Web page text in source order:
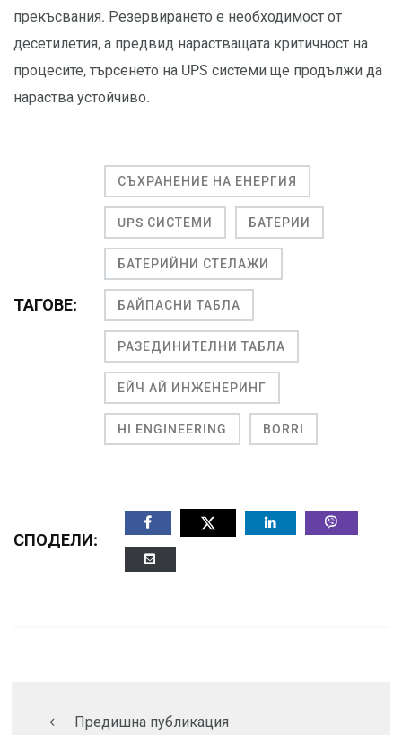
прекъсвания. Резервирането е необходимост от
десетилетия, а предвид нарастващата критичност на
процесите, търсенето на UPS системи ще продължи да
нараства устойчиво.
ТАГОВЕ:
СЪХРАНЕНИЕ НА ЕНЕРГИЯ
UPS СИСТЕМИ БАТЕРИИ
БАТЕРИЙНИ СТЕЛАЖИ
БАЙПАСНИ ТАБЛА
РАЗЕДИНИТЕЛНИ ТАБЛА
ЕЙЧ АЙ ИНЖЕНЕРИНГ
HI ENGINEERING BORRI
СПОДЕЛИ:
Предишна публикация